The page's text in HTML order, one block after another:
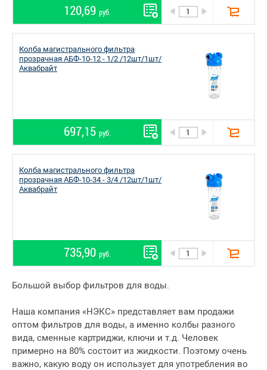
120,69 руб.
Колба магистрального фильтра
прозрачная АБФ-10-12 - 1/2 /12шт/1шт/
Аквабрайт
697,15 руб.
Колба магистрального фильтра
прозрачная АБФ-10-34 - 3/4 /12шт/1шт/
Аквабрайт
735,90 руб.
Большой выбор фильтров для воды.
Наша компания «НЭКС» представляет вам продажи
оптом фильтров для воды, а именно колбы разного
вида, сменные картриджи, ключи и т.д. Человек
примерно на 80% состоит из жидкости. Поэтому очень
важно, какую воду он использует для употребления во